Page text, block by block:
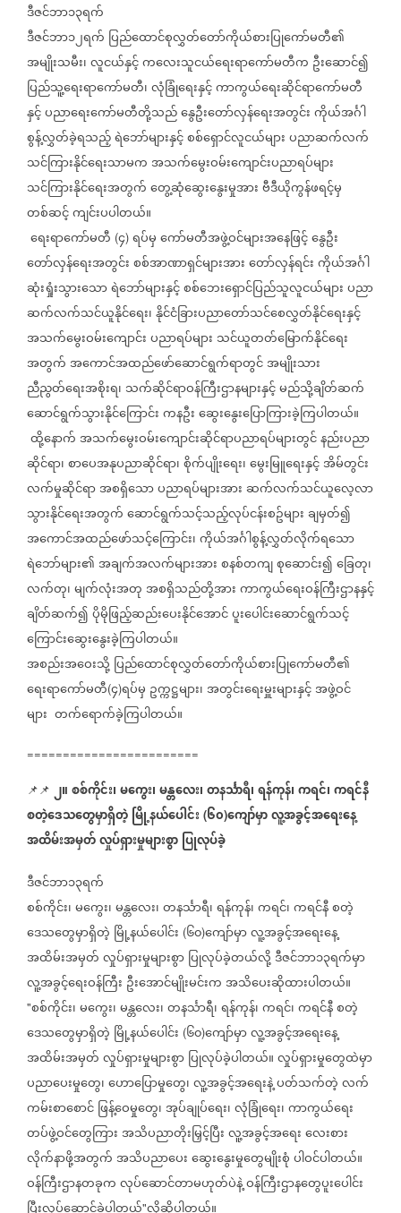
ဒီဇင်ဘာ၁၃ရက်
ဒီဇင်ဘာ၁၂ရက် ပြည်ထောင်စုလွှတ်တော်ကိုယ်စားပြုကော်မတီ၏
အမျိုးသမီး၊လူငယ်နှင့်ကလေးသူငယ်ရေးရာကော်မတီက ဦးဆောင်၍
ပြည်သူ့ရေးရာကော်မတီ၊လုံခြုံရေးနှင့်ကာကွယ်ရေးဆိုင်ရာကော်မတီ
နှင့်ပညာရေးကော်မတီတို့သည်နွေဦးတော်လှန်ရေးအတွင်းကိုယ်အင်္ဂါ
စွန့်လွှတ်ခဲ့ရသည့်ရဲဘော်များနှင့်စစ်ရှောင်လူငယ်များပညာဆက်လက်
သင်ကြားနိုင်ရေးသာမကအသက်မွေးဝမ်းကျောင်းပညာရပ်များ
သင်ကြားနိုင်ရေးအတွက်တွေ့ဆုံဆွေးနွေးမှုအားဗီဒီယိုကွန်ဖရင့်မှ
တစ်ဆင့်ကျင်းပပါတယ်။
ရေးရာကော်မတီ (၄) ရပ်မှကော်မတီအဖွဲ့ဝင်များအနေဖြင့်နွေဦး
တော်လှန်ရေးအတွင်းစစ်အာဏာရှင်များအားတော်လှန်ရင်းကိုယ်အင်္ဂါ
ဆုံးရှုံးသွားသောရဲဘော်များနှင့်စစ်ဘေးရှောင်ပြည်သူလူငယ်များပညာ
ဆက်လက်သင်ယူနိုင်ရေး၊နိုင်ငံခြားပညာတော်သင်စေလွှတ်နိုင်ရေးနှင့်
အသက်မွေးဝမ်းကျောင်းပညာရပ်များ သင်ယူတတ်မြောက်နိုင်ရေး
အတွက်အကောင်အထည်ဖော်ဆောင်ရွက်ရာတွင်အမျိုးသား
ညီညွတ်ရေးအစိုးရ၊ သက်ဆိုင်ရာဝန်ကြီးဌာနများနှင့်မည်သို့ချိတ်ဆက်
ဆောင်ရွက်သွားနိုင်ကြောင်းကနဦးဆွေးနွေးပြောကြားခဲ့ကြပါတယ်။
ထို့နောက်အသက်မွေးဝမ်းကျောင်းဆိုင်ရာပညာရပ်များတွင်နည်းပညာ
ဆိုင်ရာ၊စာပေအနုပညာဆိုင်ရာ၊စိုက်ပျိုးရေး၊မွေးမြူရေးနှင့်အိမ်တွင်း
လက်မှုဆိုင်ရာအစရှိသောပညာရပ်များအားဆက်လက်သင်ယူလေ့လာ
သွားနိုင်ရေးအတွက်ဆောင်ရွက်သင့်သည့်လုပ်ငန်းစဥ်များချမှတ်၍
အကောင်အထည်ဖော်သင့်ကြောင်း၊ကိုယ်အင်္ဂါစွန့်လွှတ်လိုက်ရသော
ရဲဘော်များ၏အချက်အလက်များအားစနစ်တကျစုဆောင်း၍ခြေတု၊
လက်တု၊မျက်လုံးအတုအစရှိသည်တို့အားကာကွယ်ရေးဝန်ကြီးဌာနနှင့်
ချိတ်ဆက်၍ပိုမိုဖြည့်ဆည်းပေးနိုင်အောင်ပူးပေါင်းဆောင်ရွက်သင့်
ကြောင်းဆွေးနွေးခဲ့ကြပါတယ်။
အစည်းအဝေးသို့ပြည်ထောင်စုလွှတ်တော်ကိုယ်စားပြုကော်မတီ၏
ရေးရာကော်မတီ(၄)ရပ်မှ ဥက္ကဋ္ဌများ၊အတွင်းရေးမှူးများနှင့်အဖွဲ့ဝင်
များ တက်ရောက်ခဲ့ကြပါတယ်။
========================
📌📌 ၂။စစ်ကိုင်း၊မကွေး၊မန္တလေး၊တနင်္သာရီ၊ရန်ကုန်၊ကရင်၊ကရင်နီ
စတဲ့ဒေသတွေမှာရှိတဲ့မြို့နယ်ပေါင်း (၆၀)ကျော်မှာလူ့အခွင့်အရေးနေ့
အထိမ်းအမှတ်လှုပ်ရှားမှုများစွာပြုလုပ်ခဲ့
ဒီဇင်ဘာ၁၃ရက်
စစ်ကိုင်း၊မကွေး၊မန္တလေး၊တနင်္သာရီ၊ရန်ကုန်၊ကရင်၊ကရင်နီစတဲ့
ဒေသတွေမှာရှိတဲ့ မြို့နယ်ပေါင်း (၆၀)ကျော်မှာလူ့အခွင့်အရေးနေ့
အထိမ်းအမှတ်လှုပ်ရှားမှုများစွာပြုလုပ်ခဲ့တယ်လို့ဒီဇင်ဘာ၁၃ရက်မှာ
လူ့အခွင့်ရေးဝန်ကြီး ဦးအောင်မျိုးမင်းကအသိပေးဆိုထားပါတယ်။
"စစ်ကိုင်း၊မကွေး၊မန္တလေး၊တနင်္သာရီ၊ရန်ကုန်၊ကရင်၊ကရင်နီစတဲ့
ဒေသတွေမှာရှိတဲ့ မြို့နယ်ပေါင်း (၆၀)ကျော်မှာလူ့အခွင့်အရေးနေ့
အထိမ်းအမှတ်လှုပ်ရှားမှုများစွာပြုလုပ်ခဲ့ပါတယ်။လှုပ်ရှားမှုတွေထဲမှာ
ပညာပေးမှုတွေ၊ဟောပြောမှုတွေ၊လူ့အခွင့်အရေးနဲ့ပတ်သက်တဲ့လက်
ကမ်းစာစောင်ဖြန့်ဝေမှုတွေ၊အုပ်ချုပ်ရေး၊လုံခြုံရေး၊ကာကွယ်ရေး
တပ်ဖွဲ့ဝင်တွေကြားအသိပညာတိုးမြှင့်ပြီးလူ့အခွင့်အရေးလေးစား
လိုက်နာဖို့အတွက်အသိပညာပေးဆွေးနွေးမှုတွေမျိုးစုံပါဝင်ပါတယ်။
ဝန်ကြီးဌာနတခုကလုပ်ဆောင်တာမဟုတ်ပဲနဲ့ဝန်ကြီးဌာနတွေပူးပေါင်း
"